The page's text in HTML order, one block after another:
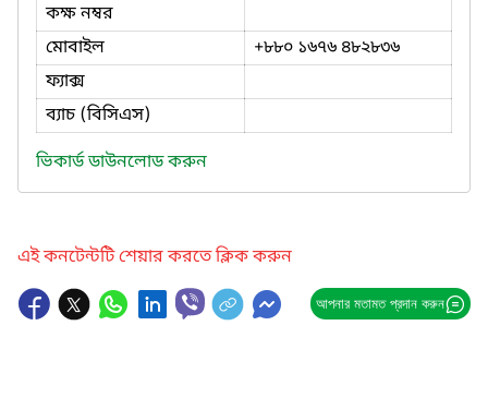
কক্ষ নম্বর
মোবাইল
+৮৮০ ১৬৭৬ ৪৮২৮৩৬
ফ্যাক্স
ব্যাচ (বিসিএস)
ভিকার্ড ডাউনলোড করুন
এই কনটেন্টটি শেয়ার করতে ক্লিক করুন
আপনার মতামত প্রদান করুন